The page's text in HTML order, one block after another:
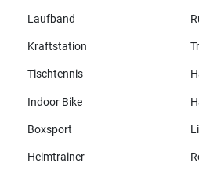
Laufband
Kraftstation
Tischtennis
Indoor Bike
Boxsport
Heimtrainer